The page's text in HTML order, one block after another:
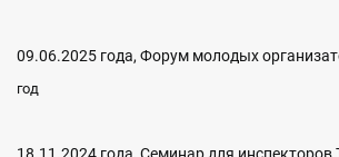
09.06.2025 года, Форум молодых
год